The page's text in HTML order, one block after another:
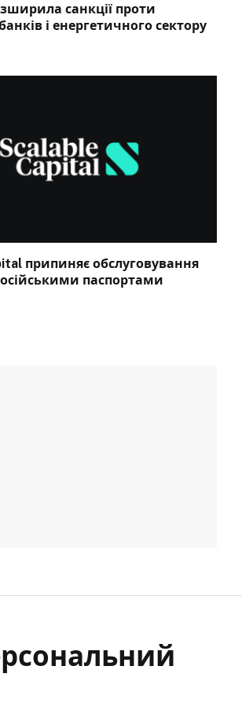
санкції проти
і енергетичного сектору
припиняє обслуговування
паспортами